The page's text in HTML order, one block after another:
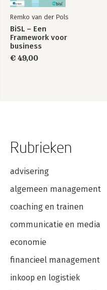
Remko van der Pols
BiSL – Een
Framework voor
business
€ 49,00
Rubrieken
advisering
algemeen management
coaching en trainen
communicatie en media
economie
financieel management
inkoop en logistiek